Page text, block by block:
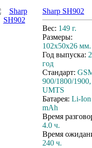
Sharp SH902
Вес: 149 г.
Размеры:
102x50x26 мм.
Год выпуска:
год
Стандарт:
900/1800/1900,
UMTS
Батарея: Li-Ion
mAh
Время
4.0 ч.
Время
240 ч.